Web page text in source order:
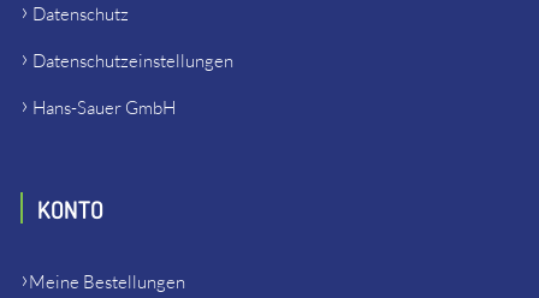
Datenschutz
Datenschutzeinstellungen
Hans-Sauer GmbH
KONTO
Meine Bestellungen